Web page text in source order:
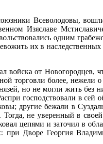
Всеволодовы,
Изяславе
одним
их в наследственных
войска от Новогородцев,
торговли более, нежели
но не могли жить без
господствовали в сей
другие бежали в
не уверенный в своей
цепями и заточил в
Дворе Георгия